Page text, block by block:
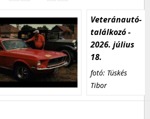
Veteránautó-
találkozó -
2026. július
18.
fotó: Tüskés
Tibor